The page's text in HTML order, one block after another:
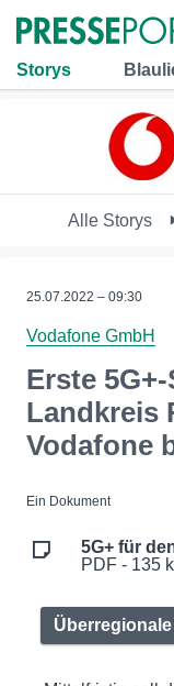
Storys
Alle Storys
25.07.2022 – 09:30
Vodafone GmbH
Erste
Landkreis
Vodafone
Ein Dokument
5G+ für
PDF - 135